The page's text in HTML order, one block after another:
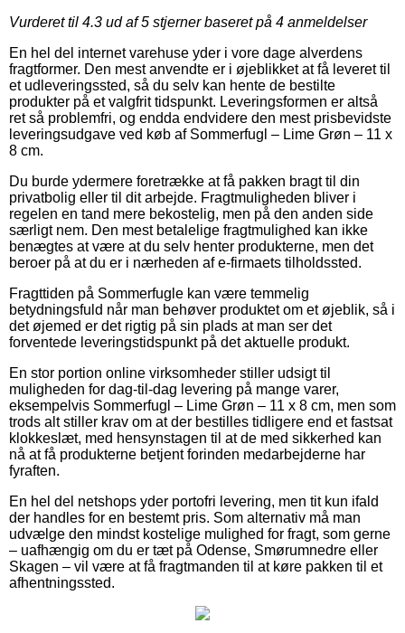
Vurderet til 4.3 ud af 5 stjerner baseret på 4 anmeldelser
En hel del internet varehuse yder i vore dage alverdens
fragtformer. Den mest anvendte er i øjeblikket at få leveret til
et udleveringssted, så du selv kan hente de bestilte
produkter på et valgfrit tidspunkt. Leveringsformen er altså
ret så problemfri, og endda endvidere den mest prisbevidste
leveringsudgave ved køb af Sommerfugl – Lime Grøn – 11 x
8 cm.
Du burde ydermere foretrække at få pakken bragt til din
privatbolig eller til dit arbejde. Fragtmuligheden bliver i
regelen en tand mere bekostelig, men på den anden side
særligt nem. Den mest betalelige fragtmulighed kan ikke
benægtes at være at du selv henter produkterne, men det
beroer på at du er i nærheden af e-firmaets tilholdssted.
Fragttiden på Sommerfugle kan være temmelig
betydningsfuld når man behøver produktet om et øjeblik, så i
det øjemed er det rigtig på sin plads at man ser det
forventede leveringstidspunkt på det aktuelle produkt.
En stor portion online virksomheder stiller udsigt til
muligheden for dag-til-dag levering på mange varer,
eksempelvis Sommerfugl – Lime Grøn – 11 x 8 cm, men som
trods alt stiller krav om at der bestilles tidligere end et fastsat
klokkeslæt, med hensynstagen til at de med sikkerhed kan
nå at få produkterne betjent forinden medarbejderne har
fyraften.
En hel del netshops yder portofri levering, men tit kun ifald
der handles for en bestemt pris. Som alternativ må man
udvælge den mindst kostelige mulighed for fragt, som gerne
– uafhængig om du er tæt på Odense, Smørumnedre eller
Skagen – vil være at få fragtmanden til at køre pakken til et
afhentningssted.